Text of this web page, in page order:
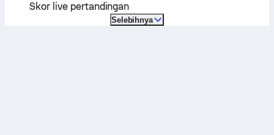
Skor live pertandingan
Selebihnya